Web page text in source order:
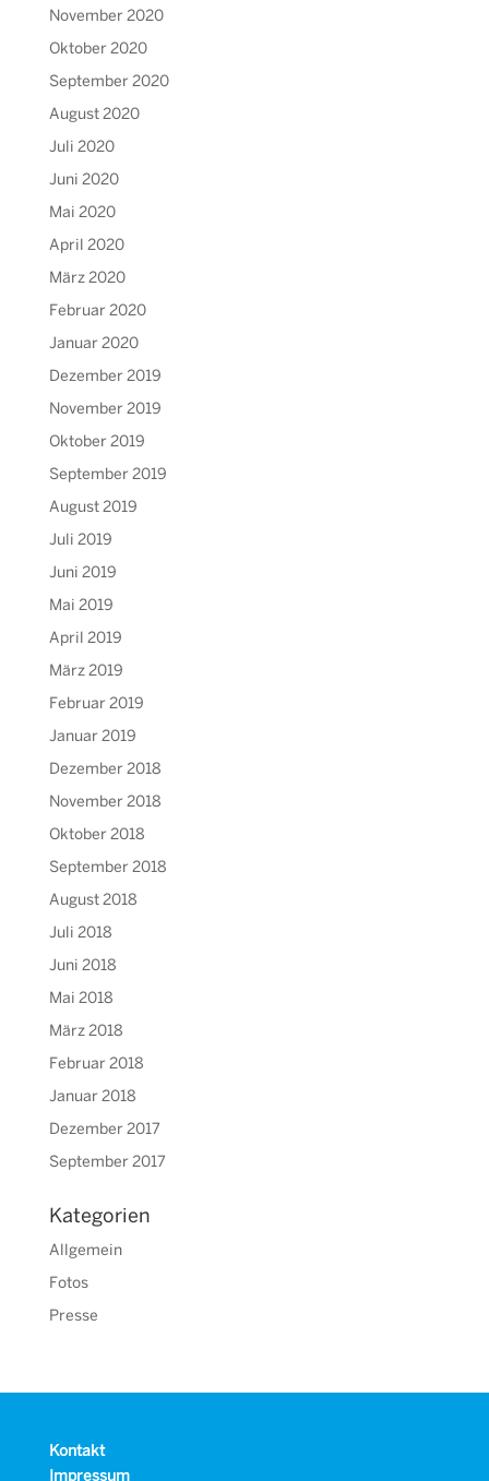
November 2020
Oktober 2020
September 2020
August 2020
Juli 2020
Juni 2020
Mai 2020
April 2020
März 2020
Februar 2020
Januar 2020
Dezember 2019
November 2019
Oktober 2019
September 2019
August 2019
Juli 2019
Juni 2019
Mai 2019
April 2019
März 2019
Februar 2019
Januar 2019
Dezember 2018
November 2018
Oktober 2018
September 2018
August 2018
Juli 2018
Juni 2018
Mai 2018
März 2018
Februar 2018
Januar 2018
Dezember 2017
September 2017
Kategorien
Allgemein
Fotos
Presse
Kontakt
Impressum